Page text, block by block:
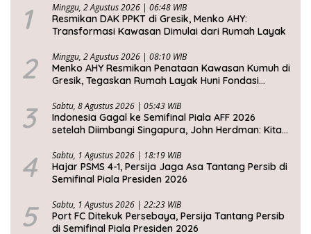
1 Minggu, 2 Agustus 2026 | 06:48 WIB
Resmikan DAK PPKT di Gresik, Menko AHY:
Transformasi Kawasan Dimulai dari Rumah Layak
2 Minggu, 2 Agustus 2026 | 08:10 WIB
Menko AHY Resmikan Penataan Kawasan Kumuh di
Gresik, Tegaskan Rumah Layak Huni Fondasi
3 Sabtu, 8 Agustus 2026 | 05:43 WIB
Indonesia Gagal ke Semifinal Piala AFF 2026
setelah Diimbangi Singapura, John Herdman: Kita
4 Sabtu, 1 Agustus 2026 | 18:19 WIB
Hajar PSMS 4-1, Persija Jaga Asa Tantang Persib di
Semifinal Piala Presiden 2026
5 Sabtu, 1 Agustus 2026 | 22:23 WIB
Port FC Ditekuk Persebaya, Persija Tantang Persib
di Semifinal Piala Presiden 2026